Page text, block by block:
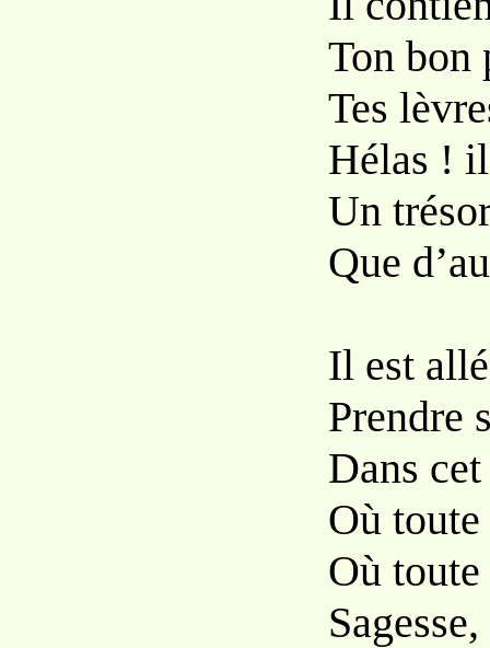
Ton bon
Tes
Hélas !
Un
Que
Il est
Prendre
Dans
Où toute
Où